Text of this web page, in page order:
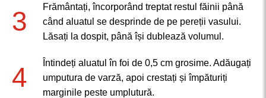
3
Frământați, încorporând treptat restul făinii până
când aluatul se desprinde de pe pereții vasului.
Lăsați la dospit, până își dublează volumul.
4
Întindeți aluatul în foi de 0,5 cm grosime. Adăugați
umputura de varză, apoi crestați și împăturiți
marginile peste umplutură.